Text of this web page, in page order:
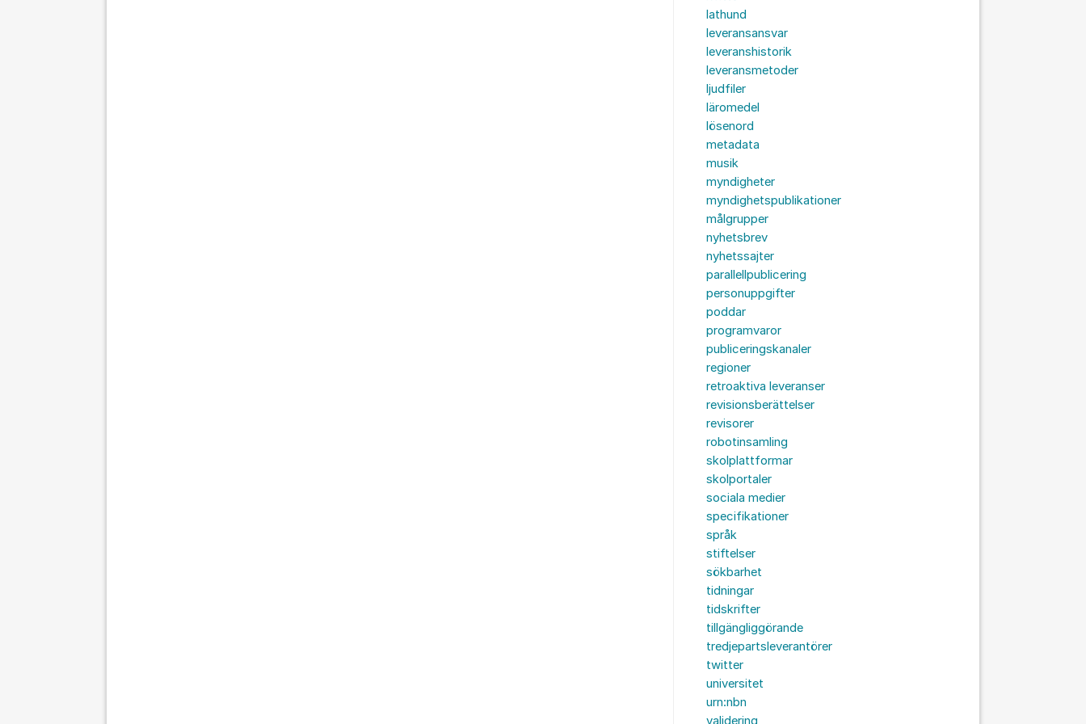
lathund
leveransansvar
leveranshistorik
leveransmetoder
ljudfiler
läromedel
lösenord
metadata
musik
myndigheter
myndighetspublikationer
målgrupper
nyhetsbrev
nyhetssajter
parallellpublicering
personuppgifter
poddar
programvaror
publiceringskanaler
regioner
retroaktiva leveranser
revisionsberättelser
revisorer
robotinsamling
skolplattformar
skolportaler
sociala medier
specifikationer
språk
stiftelser
sökbarhet
tidningar
tidskrifter
tillgängliggörande
tredjepartsleverantörer
twitter
universitet
urn:nbn
validering